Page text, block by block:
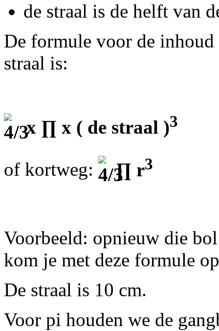
de straal is de helft van
De formule voor de inhoud
straal is:
x ∏ x ( de straal )3
of kortweg: ∏ r3
Voorbeeld: opnieuw die
kom je met deze formule
De straal is 10 cm.
Voor pi houden we de